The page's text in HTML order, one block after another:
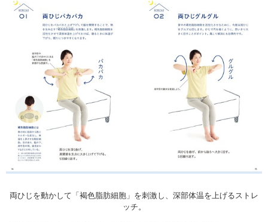
両ひじを動かして「褐色脂肪細胞」を刺激し、深部体温を上げるストレ
ッチ。